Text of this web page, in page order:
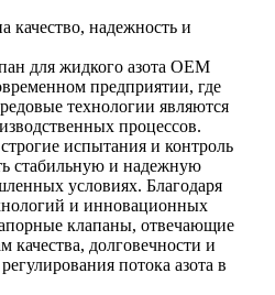
качество, надежность и
для жидкого азота OEM
предприятии, где
технологии являются
процессов.
испытания и контроль
стабильную и надежную
условиях. Благодаря
и инновационных
клапаны, отвечающие
качества, долговечности и
потока азота в